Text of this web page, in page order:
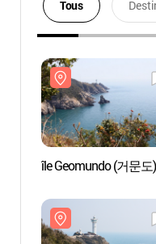
Tous
île Geomundo (거문도)